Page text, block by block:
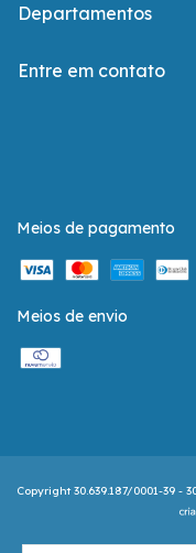
Departamentos
Entre em contato
Meios de pagamento
Meios de envio
Copyright 30.639.187/0001-39 -